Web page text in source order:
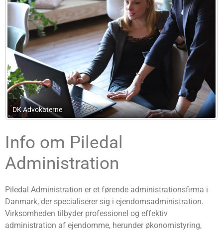
Vesterskov Bogføring ApS
Info om Piledal
Administration
Piledal Administration er et førende administrationsfirma i
Danmark, der specialiserer sig i ejendomsadministration.
Virksomheden tilbyder professionel og effektiv
administration af ejendomme, herunder økonomistyring,